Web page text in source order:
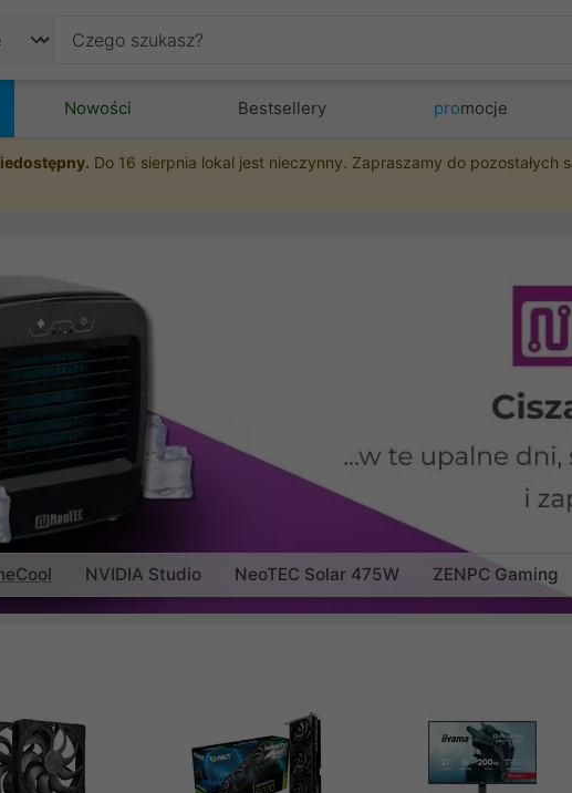
Nowości Bestsellery promocje
Do 16 sierpnia lokal jest nieczynny. Zapraszamy do
NVIDIA Studio NeoTEC Solar 475W ZENPC Gaming